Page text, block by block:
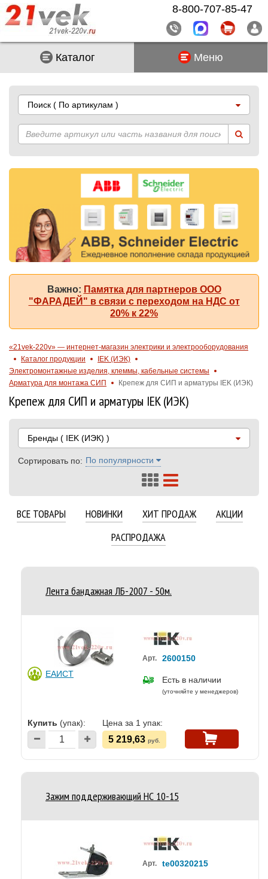
Каталог Меню
Поиск ( По артикулам )
Важно: Памятка для партнеров ООО
"ФАРАДЕЙ" в связи с переходом на НДС от
20% к 22%
«21vek-220v» — интернет-магазин электрики и электрооборудования
Каталог продукции
IEK (ИЭК)
Электромонтажные изделия, клеммы, кабельные системы
Арматура для монтажа СИП
Крепеж для СИП и арматуры IEK (ИЭК)
Крепеж для СИП и арматуры IEK (ИЭК)
Бренды ( IEK (ИЭК) )
Сортировать по: По популярности
ВСЕ ТОВАРЫ НОВИНКИ ХИТ ПРОДАЖ
АКЦИИ
РАСПРОДАЖА
Лента бандажная ЛБ-2007 - 50м.
ЕАИСТ
Арт. 2600150
Есть в наличии
(уточняйте у менеджеров)
Купить (упак): Цена за 1 упак:
5 219,63 руб.
Зажим поддерживающий НС 10-15
Арт. te00320215
8-800-707-85-47